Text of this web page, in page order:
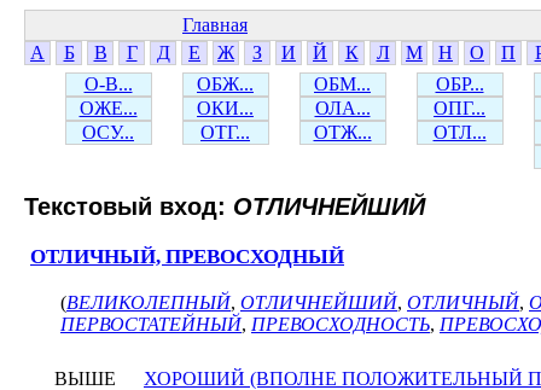
Главная
А
Б В Г Д Е Ж З И Й К Л М Н О П
О-В...
ОБЖ... ОБМ...
ОБР...
ОЖЕ...
ОКИ... ОЛА...
ОПГ...
ОСУ...
ОТГ... ОТЖ... ОТЛ...
Текстовый вход: ОТЛИЧНЕЙШИЙ
ОТЛИЧНЫЙ, ПРЕВОСХОДНЫЙ
(ВЕЛИКОЛЕПНЫЙ, ОТЛИЧНЕЙШИЙ, ОТЛИЧНЫЙ,
ПЕРВОСТАТЕЙНЫЙ, ПРЕВОСХОДНОСТЬ,
ВЫШЕ
ХОРОШИЙ (ВПОЛНЕ ПОЛОЖИТЕЛЬНЫЙ